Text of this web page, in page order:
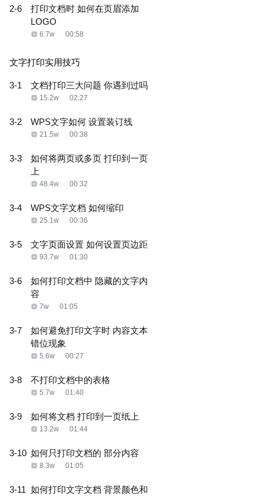
2-6
打印文档时 如何在页眉添加
LOGO
6.7w 00:58
文字打印实用技巧
3-1 文档打印三大问题 你遇到过吗
15.2w 02:27
3-2 WPS文字如何 设置装订线
21.5w 00:38
3-3
如何将两页或多页 打印到一页
上
48.4w 00:32
3-4 WPS文字文档 如何缩印
25.1w 00:36
3-5 文字页面设置 如何设置页边距
93.7w 01:30
3-6
如何打印文档中 隐藏的文字内
容
7w 01:05
3-7
如何避免打印文字时 内容文本
错位现象
5.6w 00:27
3-8 不打印文档中的表格
5.7w 01:40
3-9 如何将文档 打印到一页纸上
13.2w 01:44
3-10 如何只打印文档的 部分内容
8.3w 01:05
3-11 如何打印文字文档 背景颜色和